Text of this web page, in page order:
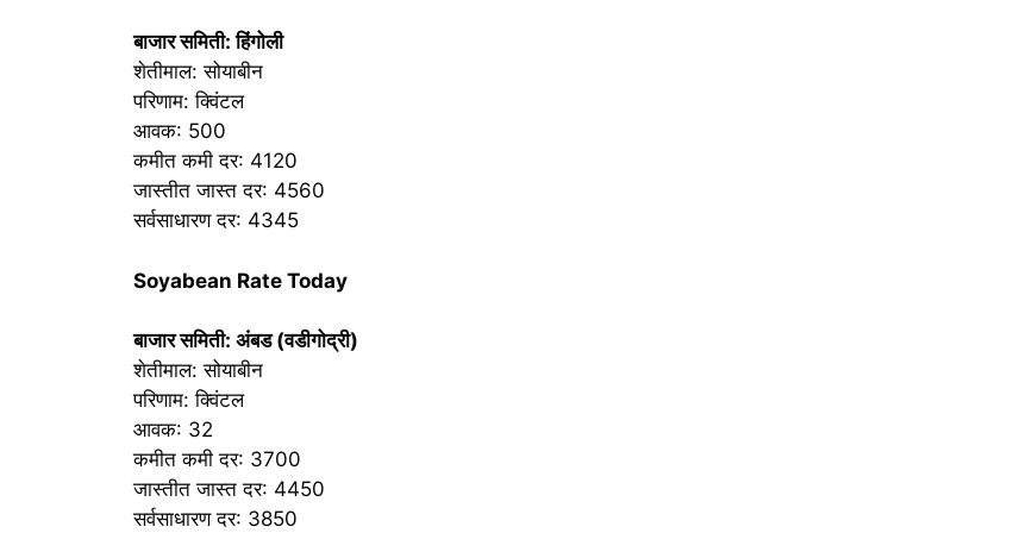
बाजार समिती: हिंगोली
शेतीमाल: सोयाबीन
परिणाम: क्विंटल
आवक: 500
कमीत कमी दर: 4120
जास्तीत जास्त दर: 4560
सर्वसाधारण दर: 4345
Soyabean Rate Today
बाजार समिती: अंबड (वडीगोद्री)
शेतीमाल: सोयाबीन
परिणाम: क्विंटल
आवक: 32
कमीत कमी दर: 3700
जास्तीत जास्त दर: 4450
सर्वसाधारण दर: 3850